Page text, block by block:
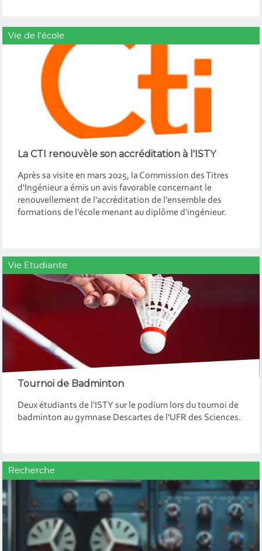
Vie de l'école
La CTI renouvèle son accréditation à l'ISTY
Après sa visite en mars 2025, la Commission des Titres
d'Ingénieur a émis un avis favorable concernant le
renouvellement de l'accréditation de l'ensemble des
formations de l'école menant au diplôme d'ingénieur.
Vie Etudiante
Tournoi de Badminton
Deux étudiants de l'ISTY sur le podium lors du tournoi de
badminton au gymnase Descartes de l'UFR des Sciences.
Recherche